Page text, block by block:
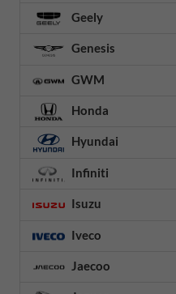
Geely
Genesis
GWM
Honda
Hyundai
Infiniti
Isuzu
Iveco
Jaecoo